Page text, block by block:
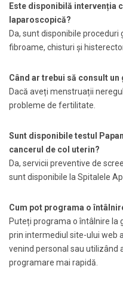
Este disponibilă intervenția
laparoscopică?
Da, sunt disponibile
fibroame, chisturi și
Când ar trebui să consult un
Dacă aveți menstruații
probleme de fertilitate.
Sunt disponibile testul
cancerul de col uterin?
Da, servicii preventive de
sunt disponibile la Spitalele
Cum pot programa o
Puteți programa o întâlnire la
prin intermediul site-ului web
venind personal sau utilizând
programare mai rapidă.